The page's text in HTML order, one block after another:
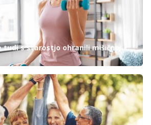
s starostjo ohranili mišično